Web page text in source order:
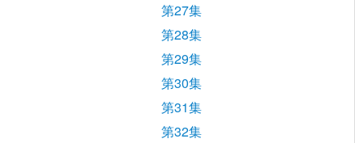
第27集
第28集
第29集
第30集
第31集
第32集